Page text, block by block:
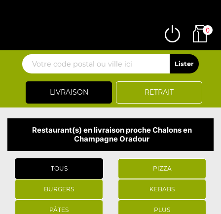
LIVRAISON RETRAIT
0
Restaurant(s) en livraison proche Chalons en
Champagne Oradour
TOUS PIZZA
BURGERS KEBABS
PÂTES PLUS